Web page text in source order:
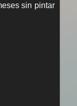
sin pintar